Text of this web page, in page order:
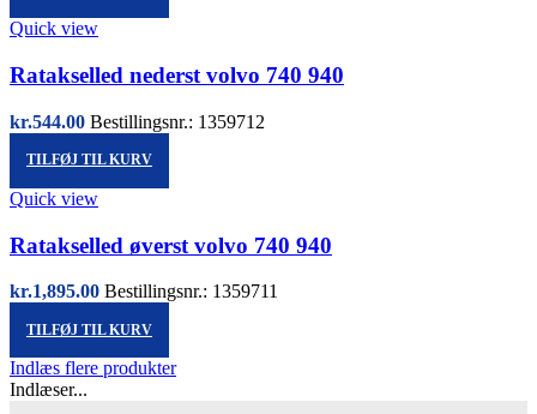
Quick view
Ratakselled nederst volvo 740 940
kr.544.00 Bestillingsnr.: 1359712
TILFØJ TIL KURV
Quick view
Ratakselled øverst volvo 740 940
kr.1,895.00 Bestillingsnr.: 1359711
TILFØJ TIL KURV
Indlæs flere produkter
Indlæser...